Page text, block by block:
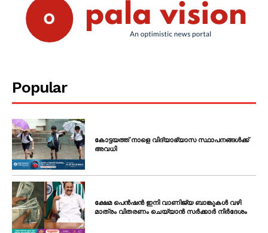
Popular
കോട്ടയത്ത് നാളെ വിദ്യാഭ്യാസ സ്ഥാപനങ്ങൾക്ക്
അവധി
ക്ഷേമ പെൻഷൻ ഇനി വാണിജ്യ ബാങ്കുകൾ വഴി
മാത്രം വിതരണം ചെയ്യാൻ സർക്കാർ നിർദേശം